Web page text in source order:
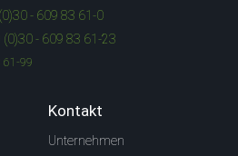
- 609 83 61-0
(0)30 - 609 83 61-23
61-99
Kontakt
Unternehmen